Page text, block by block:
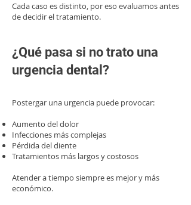
Cada caso es distinto, por eso evaluamos antes
de decidir el tratamiento.
¿Qué pasa si no trato una
urgencia dental?
Postergar una urgencia puede provocar:
Aumento del dolor
Infecciones más complejas
Pérdida del diente
Tratamientos más largos y costosos
Atender a tiempo siempre es mejor y más
económico.